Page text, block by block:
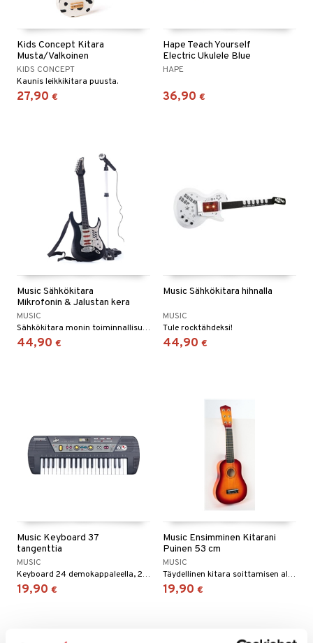
Kids Concept Kitara
Musta/Valkoinen
KIDS CONCEPT
Kaunis leikkikitara puusta.
27,90 €
Hape Teach Yourself
Electric Ukulele Blue
HAPE
36,90 €
Music Sähkökitara
Mikrofonin & Jalustan kera
MUSIC
Sähkökitara monin toiminnallisuuksin, mikrofoni ja säädettävä jalusta.
44,90 €
Music Sähkökitara hihnalla
MUSIC
Tule rocktähdeksi!
44,90 €
Music Keyboard 37
tangenttia
MUSIC
Keyboard 24 demokappaleella, 23 sävelkorkeudella, 8 rytmillä ja äänitehosteilla.
19,90 €
Music Ensimminen Kitarani
Puinen 53 cm
MUSIC
Täydellinen kitara soittamisen aloitukseen.
19,90 €